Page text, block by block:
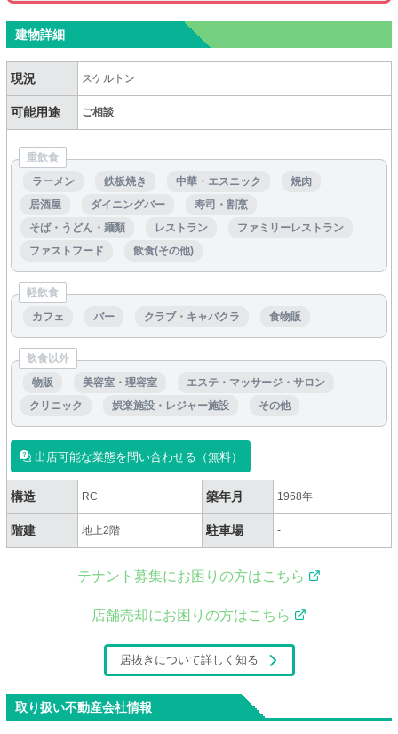
建物詳細
現況 スケルトン
可能用途 ご相談
重飲食
ラーメン
鉄板焼き 中華・エスニック
焼肉
居酒屋
ダイニングバー
寿司・割烹
そば・うどん・麺類
レストラン
ファミリーレストラン
ファストフード
飲食(その他)
軽飲食
カフェ
バー クラブ・キャバクラ 食物販
飲食以外
物販
美容室・理容室
エステ・マッサージ・サロン
クリニック
娯楽施設・レジャー施設 その他
出店可能な業態を問い合わせる（無料）
構造 RC 築年月 1968年
階建 地上2階 駐車場 -
テナント募集にお困りの方はこちら
店舗売却にお困りの方はこちら
居抜きについて詳しく知る
取り扱い不動産会社情報